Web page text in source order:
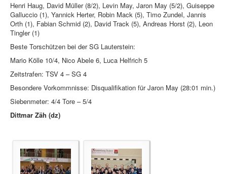
Henri Haug, David Müller (8/2), Levin May, Jaron May (5/2), Guiseppe
Galluccio (1), Yannick Herter, Robin Mack (5), Timo Zundel, Jannis
Orth (1), Fabian Schmid (2), David Track (5), Andreas Horst (2), Leon
Tingler (1)
Beste Torschützen bei der SG Lauterstein:
Mario Kölle 10/4, Nico Abele 6, Luca Helfrich 5
Zeitstrafen: TSV 4 – SG 4
Besondere Vorkommnisse: Disqualifikation für Jaron May (28:01 min.)
Siebenmeter: 4/4 Tore – 5/4
Dittmar Zäh (dz)